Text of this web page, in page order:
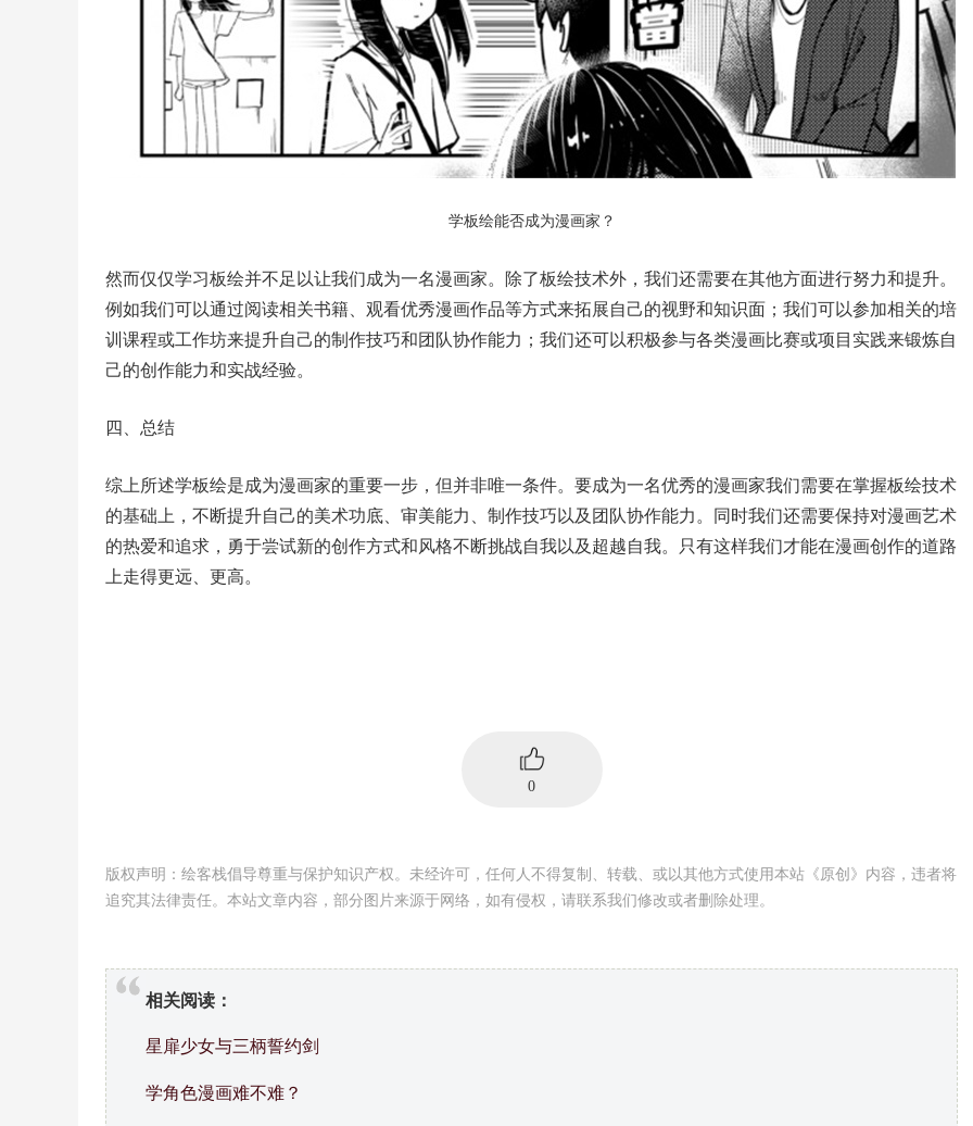
学板绘能否成为漫画家？
然而仅仅学习板绘并不足以让我们成为一名漫画家。除了板绘技术外，我们还需要在其他方面进行努力和提升。
例如我们可以通过阅读相关书籍、观看优秀漫画作品等方式来拓展自己的视野和知识面；我们可以参加相关的培
训课程或工作坊来提升自己的制作技巧和团队协作能力；我们还可以积极参与各类漫画比赛或项目实践来锻炼自
己的创作能力和实战经验。
四、总结
综上所述学板绘是成为漫画家的重要一步，但并非唯一条件。要成为一名优秀的漫画家我们需要在掌握板绘技术
的基础上，不断提升自己的美术功底、审美能力、制作技巧以及团队协作能力。同时我们还需要保持对漫画艺术
的热爱和追求，勇于尝试新的创作方式和风格不断挑战自我以及超越自我。只有这样我们才能在漫画创作的道路
上走得更远、更高。
0
版权声明：绘客栈倡导尊重与保护知识产权。未经许可，任何人不得复制、转载、或以其他方式使用本站《原创》内容，违者将
追究其法律责任。本站文章内容，部分图片来源于网络，如有侵权，请联系我们修改或者删除处理。
相关阅读：
星扉少女与三柄誓约剑
学角色漫画难不难？